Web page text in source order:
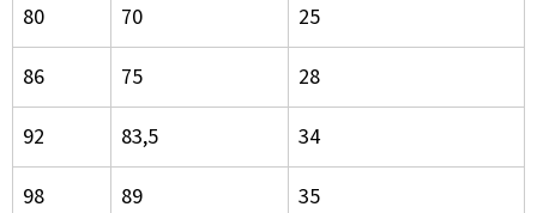
80
70
25
86
75
28
92
83,5
34
98
89
35